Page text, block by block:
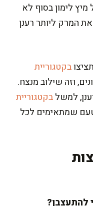
לימון בסוף לא
המרק ליותר רענן
בקטגוריית
וזה שילוב מנצח.
למשלבקטגוריית
טעם שמתאימים לכל